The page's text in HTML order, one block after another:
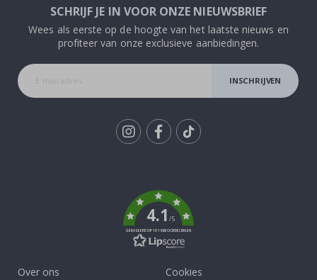
SCHRIJF JE IN VOOR ONZE NIEUWSBRIEF
Wees als eerste op de hoogte van het laatste nieuws en
profiteer van onze exclusieve aanbiedingen.
INSCHRIJVEN
4.1/5
GEBASEERD OP 1019 BEOORDELINGEN
Over ons
Cookies